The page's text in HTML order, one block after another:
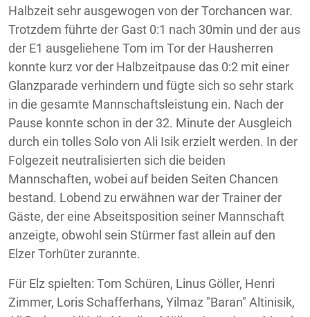
Halbzeit sehr ausgewogen von der Torchancen war.
Trotzdem führte der Gast 0:1 nach 30min und der aus
der E1 ausgeliehene Tom im Tor der Hausherren
konnte kurz vor der Halbzeitpause das 0:2 mit einer
Glanzparade verhindern und fügte sich so sehr stark
in die gesamte Mannschaftsleistung ein. Nach der
Pause konnte schon in der 32. Minute der Ausgleich
durch ein tolles Solo von Ali Isik erzielt werden. In der
Folgezeit neutralisierten sich die beiden
Mannschaften, wobei auf beiden Seiten Chancen
bestand. Lobend zu erwähnen war der Trainer der
Gäste, der eine Abseitsposition seiner Mannschaft
anzeigte, obwohl sein Stürmer fast allein auf den
Elzer Torhüter zurannte.
Für Elz spielten: Tom Schüren, Linus Göller, Henri
Zimmer, Loris Schafferhans, Yilmaz "Baran" Altinisik,